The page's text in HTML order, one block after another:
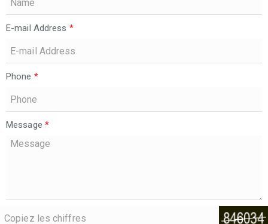
E-mail Address *
Phone *
Message *